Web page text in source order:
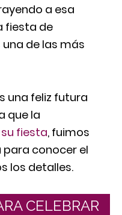
a esa
fiesta de
de las más
una feliz futura
que la
fiesta, fuimos
conocer el
los detalles.
CELEBRAR